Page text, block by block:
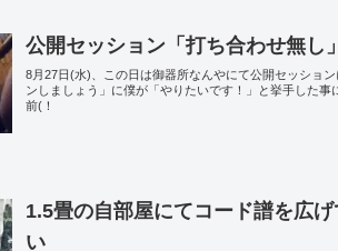
公開セッション「打ち合わせ無し
8月27日(水)、この日は御器所なんやにて公開セッショ
ンしましょう」に僕が「やりたいです！」と挙手した
前(！
1.5畳の自部屋にてコード譜を広
い